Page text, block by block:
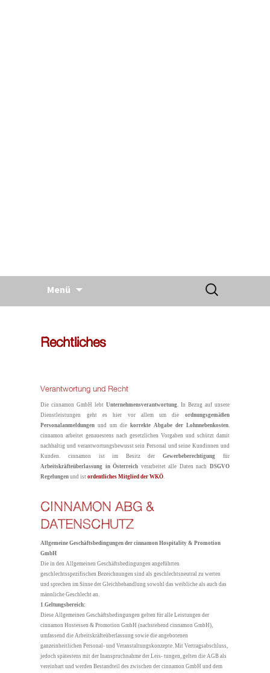
Menü
zum
nach:
Rechtliches
Verantwortung und Recht
Die cinnamon GmbH lebt Unternehmensverantwortung. In Bezug auf unsere
Dienstleistungen geht es hier vor allem um die ordnungsgemäßen
Personalanmeldungen und um die korrekte Abgabe der Lohnnebenkosten.
cinnamon arbeitet genauestens nach gesetzlichen Vorgaben und schützt damit
nachhaltig und verantwortungsbewusst sein Personal und seine Kundinnen und
Kunden. cinnamon ist im Besitz derGewerbeberechtigung für
Arbeitskräfteüberlassung in Österreich verarbeitet alle Daten nach DSGVO
Regelungen und istordentliches Mitglied der WKÖ.
CINNAMON ABG &
DATENSCHUTZ
Allgemeine Geschäftsbedingungen der cinnamon Hospitality & Promotion
GmbH
Die in den Allgemeinen Geschäftsbedingungen angeführten
geschlechtsspezifischen Bezeichnungen sind als geschlechtsneutral zu werten
und sprechen im Sinne der Gleichbehandlung sowohl das weibliche als auch das
männliche Geschlecht an.
1.Geltungsbereich:
Diese Allgemeinen Geschäftsbedingungen gelten für alle Leistungen der
cinnamon Hostessen & Promotion GmbH (nachstehend cinnamon GmbH),
umfassend die Arbeitskräfteüberlassung sowie die angebotenen
ganzeinheitlichen Personal- und Veranstaltungskonzepte. Mit Vertragsabschluss,
jedoch spätestens mit der Inanspruchnahme der Leis- tungen, gelten die AGB als
vereinbart und werden Bestandteil des zwischen der cinnamon GmbH und dem